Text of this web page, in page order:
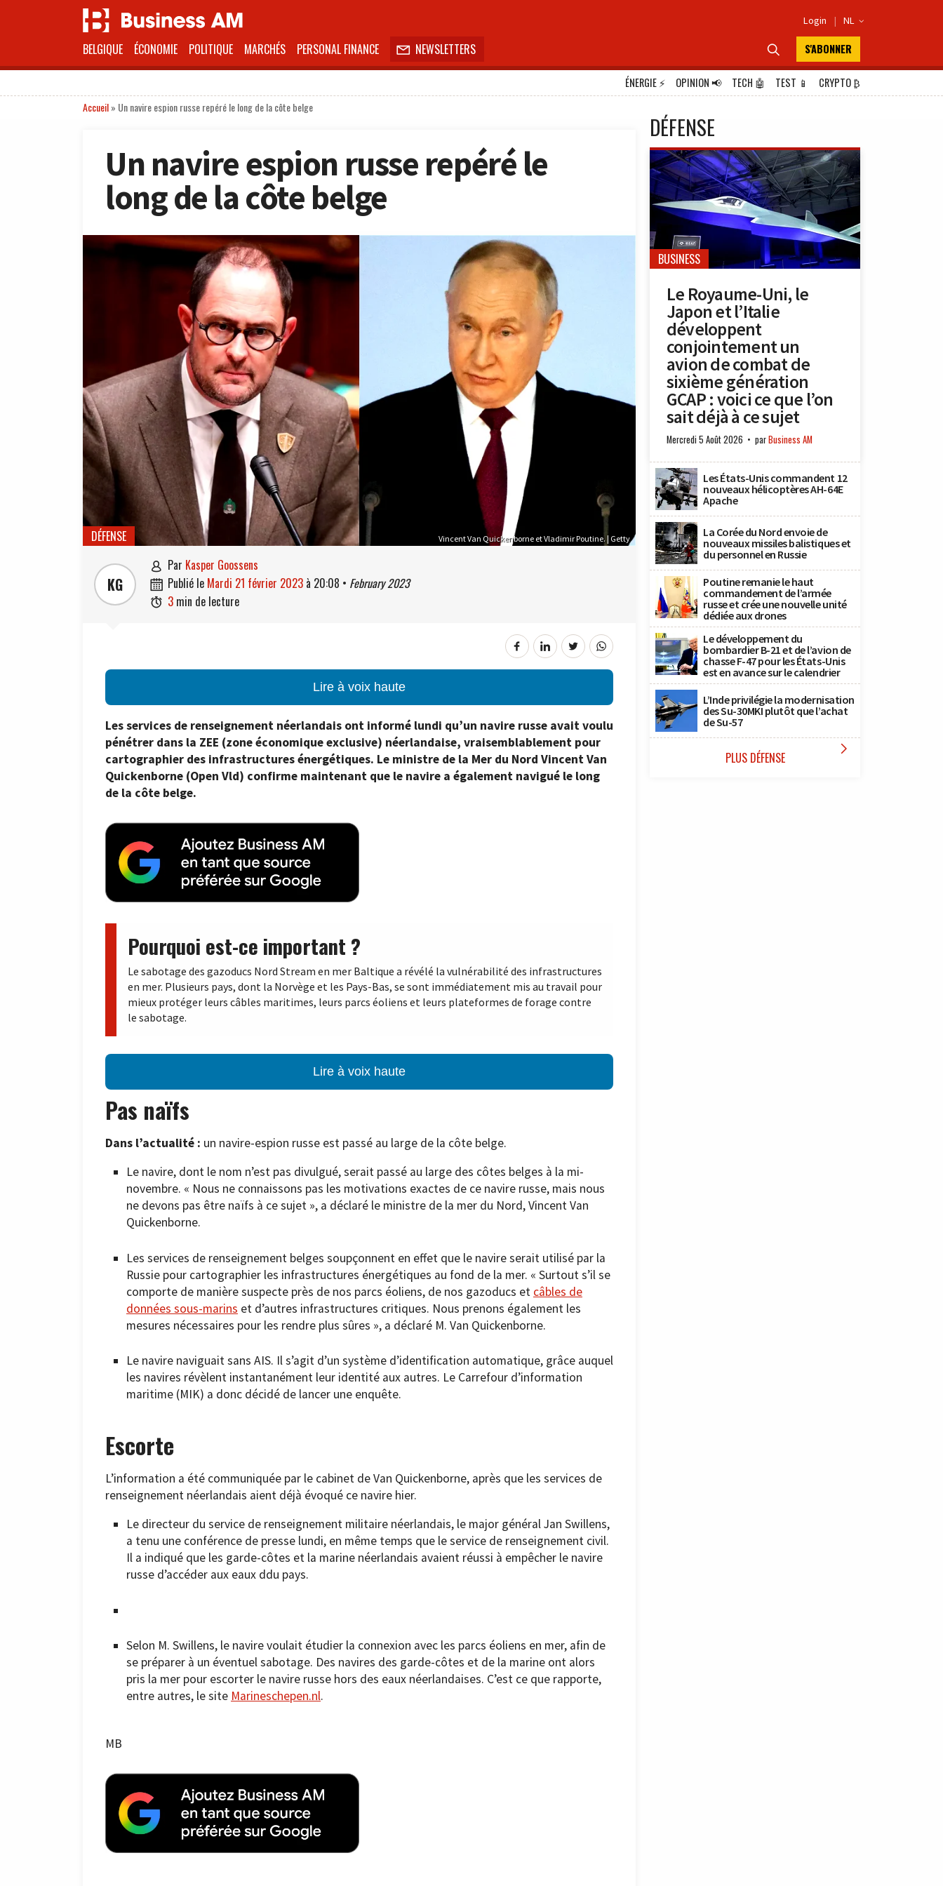
Login | NL 
BELGIQUE ÉCONOMIE POLITIQUE MARCHÉS PERSONAL FINANCE  NEWSLETTERS  S'ABONNER
ÉNERGIE⚡ OPINION📢 TECH 🤖 TEST 📱 CRYPTO₿
Accueil» Un navire espion russe repéré le long de la côte belge
Un navire espion russe repéré le
long de la côte belge
Vincent Van Quickenborne et Vladimir Poutine. | Getty
DÉFENSE
KG
 par Kasper Goossens
 publié le mardi 21 février 2023 à 20:08 • February 2023
 3 min de lecture
Lire à voix haute
Les services de renseignement néerlandais ont informé lundi qu’un navire russe avait voulu
pénétrer dans la ZEE (zone économique exclusive) néerlandaise, vraisemblablement pour
cartographier des infrastructures énergétiques. Le ministre de la Mer du Nord Vincent Van
Quickenborne (Open Vld) confirme maintenant que le navire a également navigué le long
de la côte belge.
Pourquoi est-ce important ?
Le sabotage des gazoducs Nord Stream en mer Baltique a révélé la vulnérabilité des infrastructures
en mer. Plusieurs pays, dont la Norvège et les Pays-Bas, se sont immédiatement mis au travail pour
mieux protéger leurs câbles maritimes, leurs parcs éoliens et leurs plateformes de forage contre
le sabotage.
Lire à voix haute
Pas naïfs
Dans l’actualité : un navire-espion russe est passé au large de la côte belge.
Le navire, dont le nom n’est pas divulgué, serait passé au large des côtes belges à la mi-
novembre. « Nous ne connaissons pas les motivations exactes de ce navire russe, mais nous
ne devons pas être naïfs à ce sujet », a déclaré le ministre de la mer du Nord, Vincent Van
Quickenborne.
Les services de renseignement belges soupçonnent en effet que le navire serait utilisé par la
Russie pour cartographier les infrastructures énergétiques au fond de la mer. « Surtout s’il se
comporte de manière suspecte près de nos parcs éoliens, de nos gazoducs et câbles de
données sous-marins et d’autres infrastructures critiques. Nous prenons également les
mesures nécessaires pour les rendre plus sûres », a déclaré M. Van Quickenborne.
Le navire naviguait sans AIS. Il s’agit d’un système d’identification automatique, grâce auquel
les navires révèlent instantanément leur identité aux autres. Le Carrefour d’information
maritime (MIK) a donc décidé de lancer une enquête.
Escorte
L’information a été communiquée par le cabinet de Van Quickenborne, après que les services de
renseignement néerlandais aient déjà évoqué ce navire hier.
Le directeur du service de renseignement militaire néerlandais, le major général Jan Swillens,
a tenu une conférence de presse lundi, en même temps que le service de renseignement civil.
Il a indiqué que les garde-côtes et la marine néerlandais avaient réussi à empêcher le navire
russe d’accéder aux eaux ddu pays.
Selon M. Swillens, le navire voulait étudier la connexion avec les parcs éoliens en mer, afin de
se préparer à un éventuel sabotage. Des navires des garde-côtes et de la marine ont alors
pris la mer pour escorter le navire russe hors des eaux néerlandaises. C’est ce que rapporte,
entre autres, le site Marineschepen.nl.
MB
DÉFENSE
BUSINESS
Le Royaume-Uni, le
Japon et l’Italie
développent
conjointement un
avion de combat de
sixième génération
GCAP : voici ce que l’on
sait déjà à ce sujet
Mercredi 5 Août 2026 parBusiness AM
Les États-Unis commandent 12
nouveaux hélicoptères AH-64E
Apache
La Corée du Nord envoie de
nouveaux missiles balistiques et
du personnel en Russie
Poutine remanie le haut
commandement de l’armée
russe et crée une nouvelle unité
dédiée aux drones
Le développement du
bombardier B-21 et de l’avion de
chasse F-47 pour les États-Unis
est en avance sur le calendrier
L’Inde privilégie la modernisation
des Su-30MKI plutôt que l’achat
de Su-57
PLUS DÉFENSE 